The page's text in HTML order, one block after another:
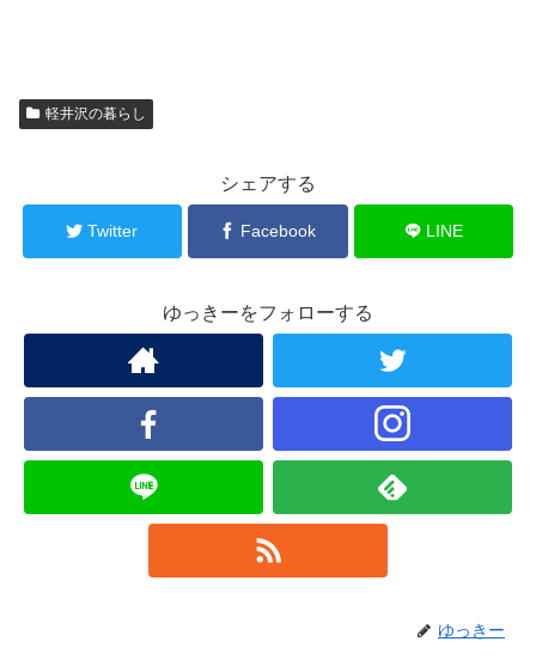
軽井沢の暮らし
シェアする
Twitter Facebook LINE
ゆっきーをフォローする
ゆっきー